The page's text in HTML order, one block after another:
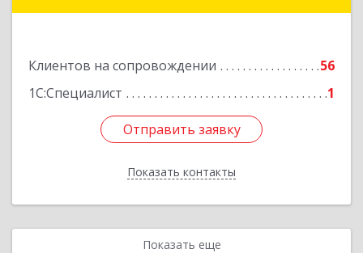
Клиентов на сопровождении
56
1С:Специалист
1
Отправить заявку
Показать контакты
Отправить заявку
Назад
Показать еще